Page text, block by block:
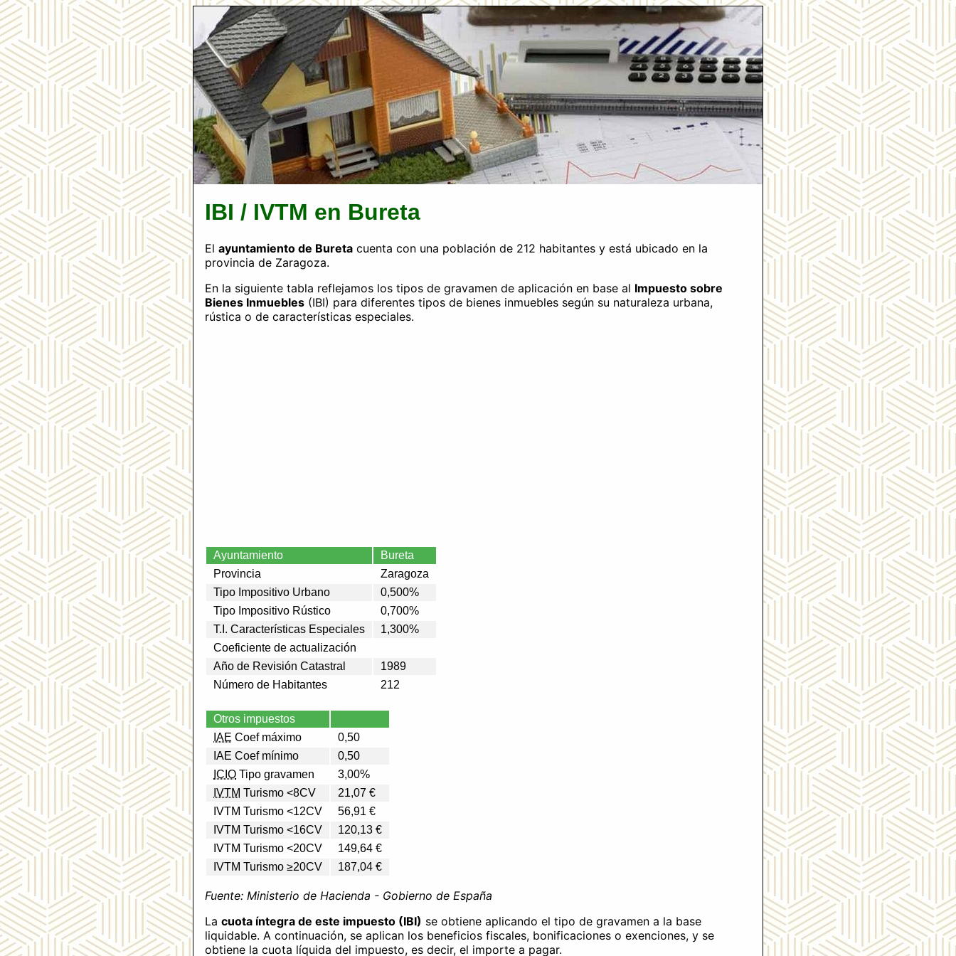
IBI / IVTM en Bureta
El ayuntamiento de Bureta cuenta con una población de 212 habitantes y está ubicado en la
provincia de Zaragoza.
En la siguiente tabla reflejamos los tipos de gravamen de aplicación en base al Impuesto sobre
Bienes Inmuebles (IBI) para diferentes tipos de bienes inmuebles según su naturaleza urbana,
rústica o de características especiales.
Ayuntamiento
Bureta
Provincia
Zaragoza
Tipo Impositivo Urbano
0,500%
Tipo Impositivo Rústico
0,700%
T.I. Características Especiales
1,300%
Coeficiente de actualización
Año de Revisión Catastral
1989
Número de Habitantes
212
Otros impuestos
IAE Coef máximo
0,50
IAE Coef mínimo
0,50
ICIO Tipo gravamen
3,00%
IVTM Turismo <8CV
21,07 €
IVTM Turismo <12CV
56,91 €
IVTM Turismo <16CV
120,13 €
IVTM Turismo <20CV
149,64 €
IVTM Turismo ≥20CV
187,04 €
Fuente: Ministerio de Hacienda - Gobierno de España
La cuota íntegra de este impuesto (IBI) se obtiene aplicando el tipo de gravamen a la base
liquidable. A continuación, se aplican los beneficios fiscales, bonificaciones o exenciones, y se
obtiene la cuota líquida del impuesto, es decir, el importe a pagar.